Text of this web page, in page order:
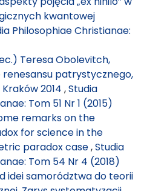
kwantowej
Philosophiae Christianae:
Teresa Obolevitch,
renesansu patrystycznego,
2014 ,Studia
Tom 51 Nr 1 (2015)
remarks on the
for science in the
paradox case,Studia
Tom 54 Nr 4 (2018)
idei samorództwa do teorii